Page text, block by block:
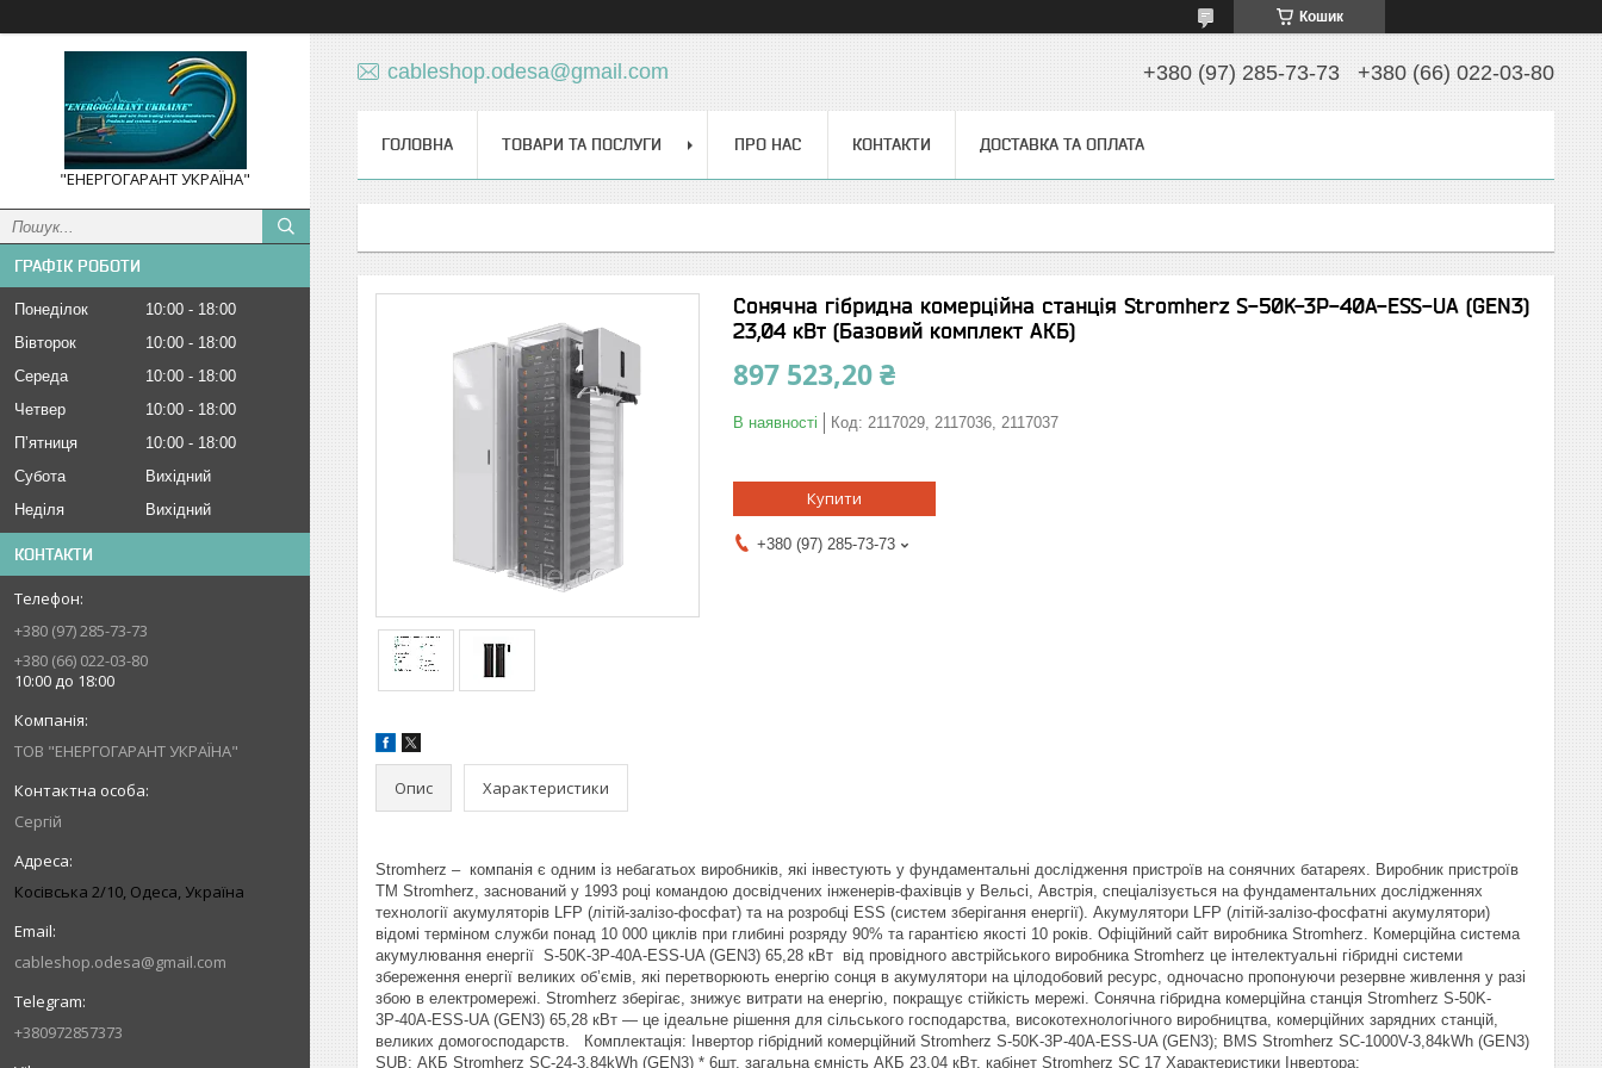
Кошик
"ЕНЕРГОГАРАНТ УКРАЇНА"
ГРАФІК РОБОТИ
Понеділок 10:00
18:00
Вівторок
10:00
18:00
Середа
10:00
18:00
Четвер
10:00
18:00
Пʼятниця
10:00
18:00
Субота
Вихідний
Неділя
Вихідний
КОНТАКТИ
+380 (97) 285-73-73
+380 (66) 022-03-80
10:00 до 18:00
ТОВ "ЕНЕРГОГАРАНТ УКРАЇНА"
Сергій
Косівська 2/10, Одеса, Україна
cableshop.odesa@gmail.com
+380972857373
cableshop.odesa@gmail.com +380 (97) 285-73-73 +380 (66) 022-03-80
ГОЛОВНА ТОВАРИ ТА ПОСЛУГИ ПРО НАС КОНТАКТИ ДОСТАВКА ТА ОПЛАТА
Сонячна гібридна комерційна станція Stromherz S-50K-3Р-40А-ESS-UA (GEN3)
23,04 кВт (Базовий комплект АКБ)
897 523,20 ₴
В наявності Код: 2117029, 2117036, 2117037
Купити
+380 (97) 285-73-73
Опис Характеристики
Stromherz – компанія є одним із небагатьох виробників, які інвестують у фундаментальні дослідження пристроїв на сонячних батареях. Виробник пристроїв
TM Stromherz, заснований у 1993 році командою досвідчених інженерів-фахівців у Вельсі, Австрія, спеціалізується на фундаментальних дослідженнях
технології акумуляторів LFP (літій-залізо-фосфат) та на розробці ESS (систем зберігання енергії). Акумулятори LFP (літій-залізо-фосфатні акумулятори)
відомі терміном служби понад 10 000 циклів при глибині розряду 90% та гарантією якості 10 років. Офіційний сайт виробника Stromherz. Комерційна система
акумулювання енергії S-50K-3Р-40А-ESS-UA (GEN3) 65,28 кВт від провідного австрійського виробника Stromherz це інтелектуальні гібридні системи
збереження енергії великих об’ємів, які перетворюють енергію сонця в акумулятори на цілодобовий ресурс, одночасно пропонуючи резервне живлення у разі
збою в електромережі. Stromherz зберігає, знижує витрати на енергію, покращує стійкість мережі. Сонячна гібридна комерційна станція Stromherz S-50K-
3Р-40А-ESS-UA (GEN3) 65,28 кВт — це ідеальне рішення для сільського господарства, високотехнологічного виробництва, комерційних зарядних станцій,
великих домогосподарств. Комплектація: Інвертор гібрідний комерційний Stromherz S-50K-3Р-40А-ESS-UA (GEN3); BMS Stromherz SС-1000V-3,84kWh (GEN3)
SUB; АКБ Stromherz SС-24-3,84kWh (GEN3) * 6шт, загальна ємність АКБ 23,04 кВт, кабінет Stromherz SС 17 Характеристики Інвертора: